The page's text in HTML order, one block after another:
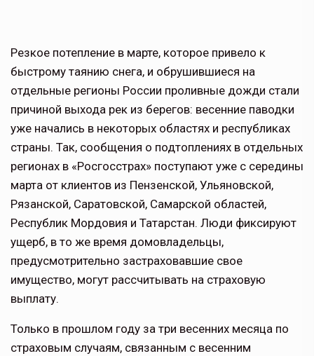
Резкое потепление в марте, которое привело к
быстрому таянию снега, и обрушившиеся на
отдельные регионы России проливные дожди стали
причиной выхода рек из берегов: весенние паводки
уже начались в некоторых областях и республиках
страны. Так, сообщения о подтоплениях в отдельных
регионах в «Росгосстрах» поступают уже с середины
марта от клиентов из Пензенской, Ульяновской,
Рязанской, Саратовской, Самарской областей,
Республик Мордовия и Татарстан. Люди фиксируют
ущерб, в то же время домовладельцы,
предусмотрительно застраховавшие свое
имущество, могут рассчитывать на страховую
выплату.
Только в прошлом году за три весенних месяца по
страховым случаям, связанным с весенним